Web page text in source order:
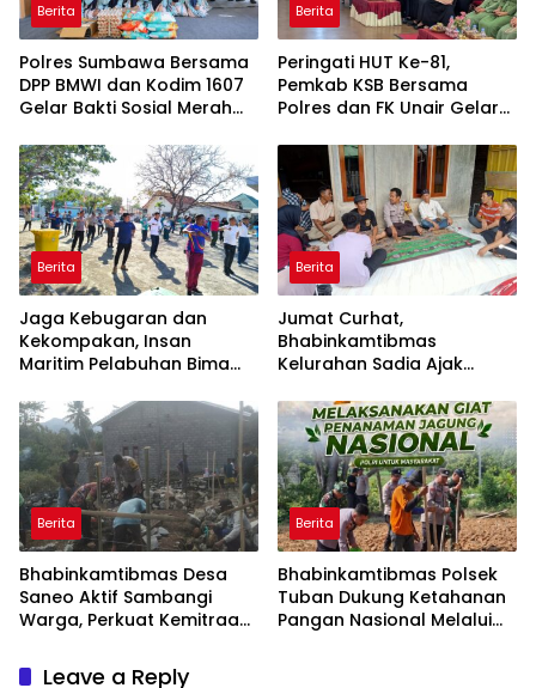
Berita
Polres Sumbawa Bersama
DPP BMWI dan Kodim 1607
Gelar Bakti Sosial Merah
Hidayatullah
Berita
Peringati HUT Ke-81,
Pemkab KSB Bersama
Polres dan FK Unair Gelar
Hari Pertama Kehidupan”
Berita
Jaga Kebugaran dan
Kekompakan, Insan
Maritim Pelabuhan Bima
Berita
Jumat Curhat,
Bhabinkamtibmas
Kelurahan Sadia Ajak
Narkoba Demi Kamtibmas
Kondusif
Berita
Bhabinkamtibmas Desa
Saneo Aktif Sambangi
Warga, Perkuat Kemitraan
Kamtibmas
Berita
Bhabinkamtibmas Polsek
Tuban Dukung Ketahanan
Pangan Nasional Melalui
Leave a Reply